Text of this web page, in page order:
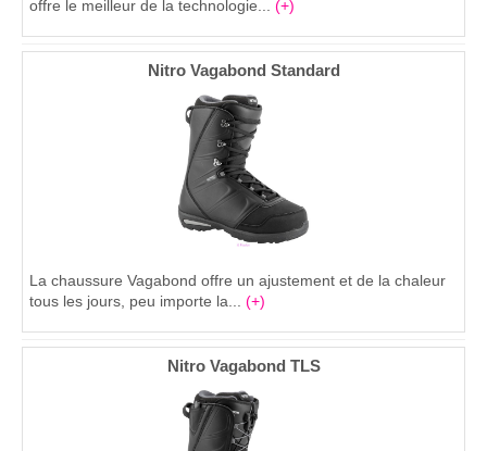
offre le meilleur de la technologie... (+)
Nitro Vagabond Standard
La chaussure Vagabond offre un ajustement et de la chaleur
tous les jours, peu importe la... (+)
Nitro Vagabond TLS